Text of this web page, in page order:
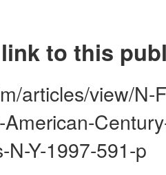
to this
articles/view/
N-Y-1997-591-p